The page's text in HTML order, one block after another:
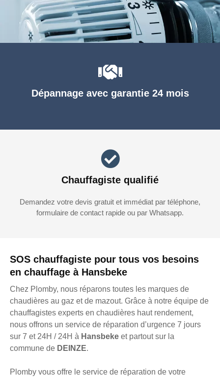
SOS chauffagiste pour tous vos besoins
en chauffage à Hansbeke
Chez Plomby, nous réparons toutes les marques de
chaudières au gaz et de mazout. Grâce à notre équipe de
chauffagistes experts en chaudières haut rendement,
nous offrons un service de réparation d’urgence 7 jours
sur 7 et 24H / 24H à Hansbeke et partout sur la
commune de DEINZE.
Plomby vous offre le service de réparation de votre
Dépannage avec garantie 24 mois
Chauffagiste qualifié
Demandez votre devis gratuit et immédiat par téléphone,
formulaire de contact rapide ou par Whatsapp.